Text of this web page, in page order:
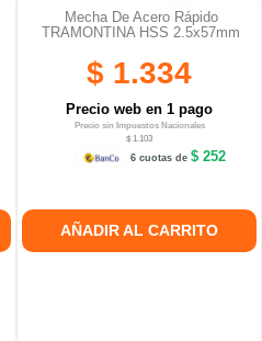
Mecha De Acero Rápido
TRAMONTINA HSS 2.5x57mm
$ 1.334
Precio web en 1 pago
Precio sin Impuestos Nacionales
$ 1.103
6 cuotas de$ 252
AÑADIR AL CARRITO